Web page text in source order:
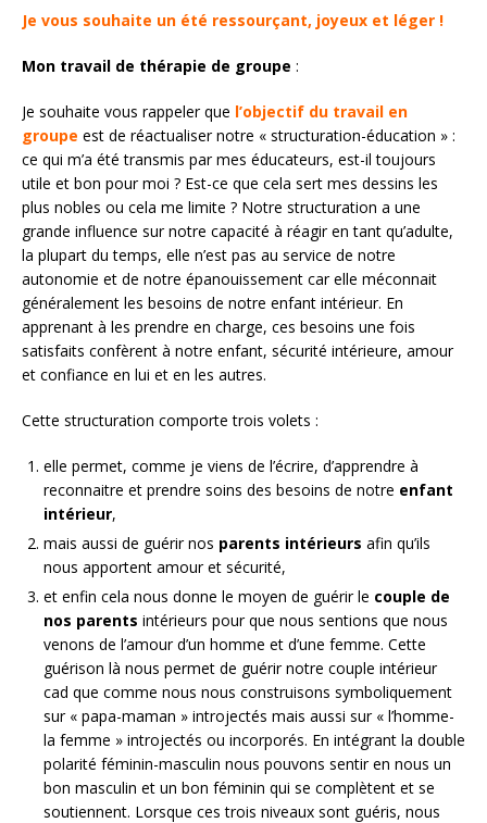
Je vous souhaite un été ressourçant, joyeux et léger !
Mon travail de thérapie de groupe :
Je souhaite vous rappeler que l’objectif du travail en
groupe est de réactualiser notre « structuration-éducation » :
ce qui m’a été transmis par mes éducateurs, est-il toujours
utile et bon pour moi ? Est-ce que cela sert mes dessins les
plus nobles ou cela me limite ? Notre structuration a une
grande influence sur notre capacité à réagir en tant qu’adulte,
la plupart du temps, elle n’est pas au service de notre
autonomie et de notre épanouissement car elle méconnait
généralement les besoins de notre enfant intérieur. En
apprenant à les prendre en charge, ces besoins une fois
satisfaits confèrent à notre enfant, sécurité intérieure, amour
et confiance en lui et en les autres.
Cette structuration comporte trois volets :
elle permet, comme je viens de l’écrire, d’apprendre à
reconnaitre et prendre soins des besoins de notre enfant
intérieur,
mais aussi de guérir nos parents intérieurs afin qu’ils
nous apportent amour et sécurité,
et enfin cela nous donne le moyen de guérir le couple de
nos parents intérieurs pour que nous sentions que nous
venons de l’amour d’un homme et d’une femme. Cette
guérison là nous permet de guérir notre couple intérieur
cad que comme nous nous construisons symboliquement
sur « papa-maman » introjectés mais aussi sur « l’homme-
la femme » introjectés ou incorporés. En intégrant la double
polarité féminin-masculin nous pouvons sentir en nous un
bon masculin et un bon féminin qui se complètent et se
soutiennent. Lorsque ces trois niveaux sont guéris, nous